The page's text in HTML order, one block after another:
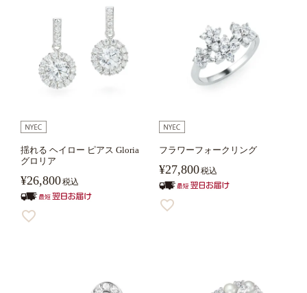
揺れる ヘイロー ピアス Gloria
グロリア
¥26,800税込
フラワーフォークリング
¥27,800税込